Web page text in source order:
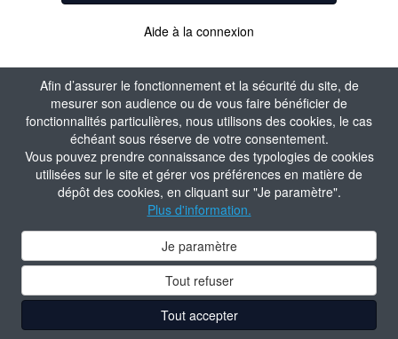
Afin d’assurer le fonctionnement et la sécurité du site, de
mesurer son audience ou de vous faire bénéficier de
fonctionnalités particulières, nous utilisons des cookies, le cas
échéant sous réserve de votre consentement.
Vous pouvez prendre connaissance des typologies de cookies
utilisées sur le site et gérer vos préférences en matière de
dépôt des cookies, en cliquant sur "Je paramètre".
Plus d'information.
Je paramètre
Tout refuser
Tout accepter
Aide à la connexion